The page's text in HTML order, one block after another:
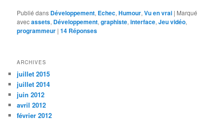
Publié dans Développement, Echec,Humour,Vu en vrai | Marqué
avecassets, Développement,graphiste,interface,Jeu vidéo,
programmeur |14 Réponses
ARCHIVES
juillet 2015
juillet 2014
juin 2012
avril 2012
février 2012